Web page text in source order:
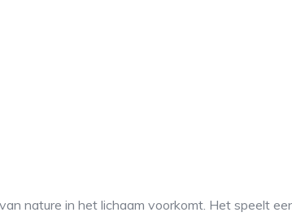
nature in het lichaam voorkomt. Het speelt